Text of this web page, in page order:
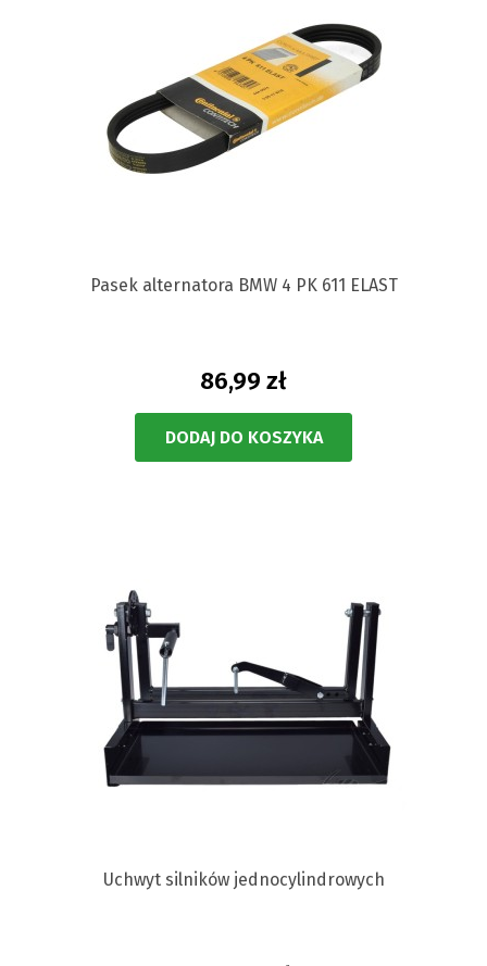
Pasek alternatora BMW 4 PK 611 ELAST
86,99 zł
DODAJ DO KOSZYKA
Uchwyt silników jednocylindrowych